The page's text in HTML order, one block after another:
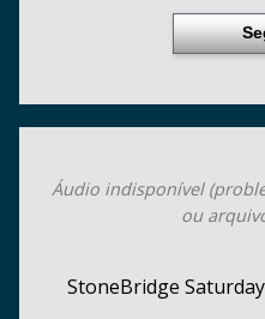
Áudio indisponível
ou
StoneBridge